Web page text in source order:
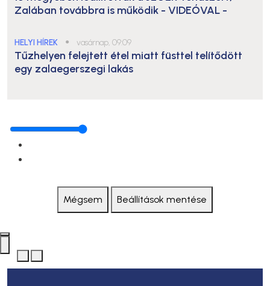
Zalában továbbra is működik - VIDEÓVAL -
HELYI HÍREK ● vasárnap, 09:09
Tűzhelyen felejtett étel miatt füsttel telítődött
egy zalaegerszegi lakás
Mégsem Beállítások mentése